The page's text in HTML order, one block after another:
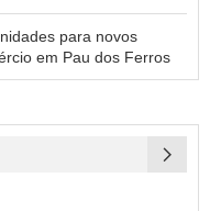
para novos
em Pau dos Ferros